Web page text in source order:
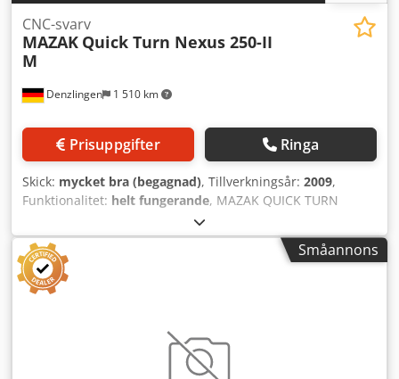
Denzlingen 1 510 km
CNC-svarv
MAZAK Quick Turn Nexus 250-II
M
Prisuppgifter Ringa
Skick: mycket bra (begagnad), Tillverkningsår: 2009,
Funktionalitet: helt fungerande, MAZAK QUICK TURN
NEXUS 250-II M 500U Maximalt bearbetningsdiameter: 380
mm Maximalt bearbetningslängd: 504 mm Maximalt
fräsningsvarvtal: 4 500 varv/min Maximalt spindelvarvtal: 4
000 varv/min Maximalt stångdiameter: 74 mm Maskinen är
utrustad med: - CNC-styrning Mazatrol Matrix - KITAGAWA
NC-stötdocka Codpfxeznnl Io Apyjrf - förstärkt
kylvätskepump - spåntransportör, utkast åt sidan - 8 st.
fasta verktygshållare - 2 st. drivna verktygshållare
Småannons